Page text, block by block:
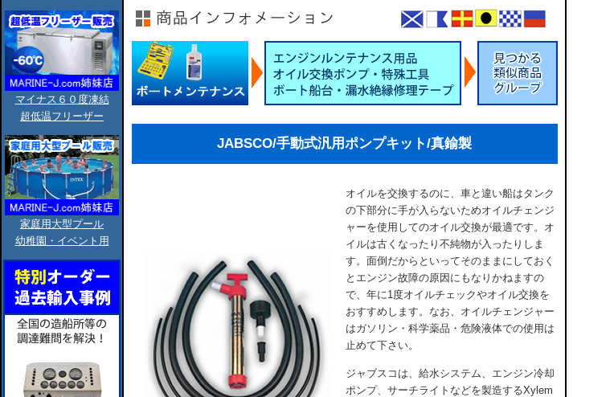
マイナス６０度凍結
超低温フリーザー
家庭用大型プール
幼稚園・イベント用
JABSCO/手動式汎用ポンプキット/真鍮製
オイルを交換するのに、車と違い船はタンク
の下部分に手が入らないためオイルチェンジ
ャーを使用してのオイル交換が最適です。オ
イルは古くなったり不純物が入ったりしま
す。面倒だからといってそのままにしておく
とエンジン故障の原因にもなりかねますの
で、年に1度オイルチェックやオイル交換を
おすすめします。なお、オイルチェンジャー
はガソリン・科学薬品・危険液体での使用は
止めて下さい。
ジャブスコは、給水システム、エンジン冷却
ポンプ、サーチライトなどを製造するXylem